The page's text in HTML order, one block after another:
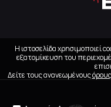
Η ιστοσελίδα χρησιμοποιεί
εξατομίκευση του
Δείτε τους ανανεωμένους